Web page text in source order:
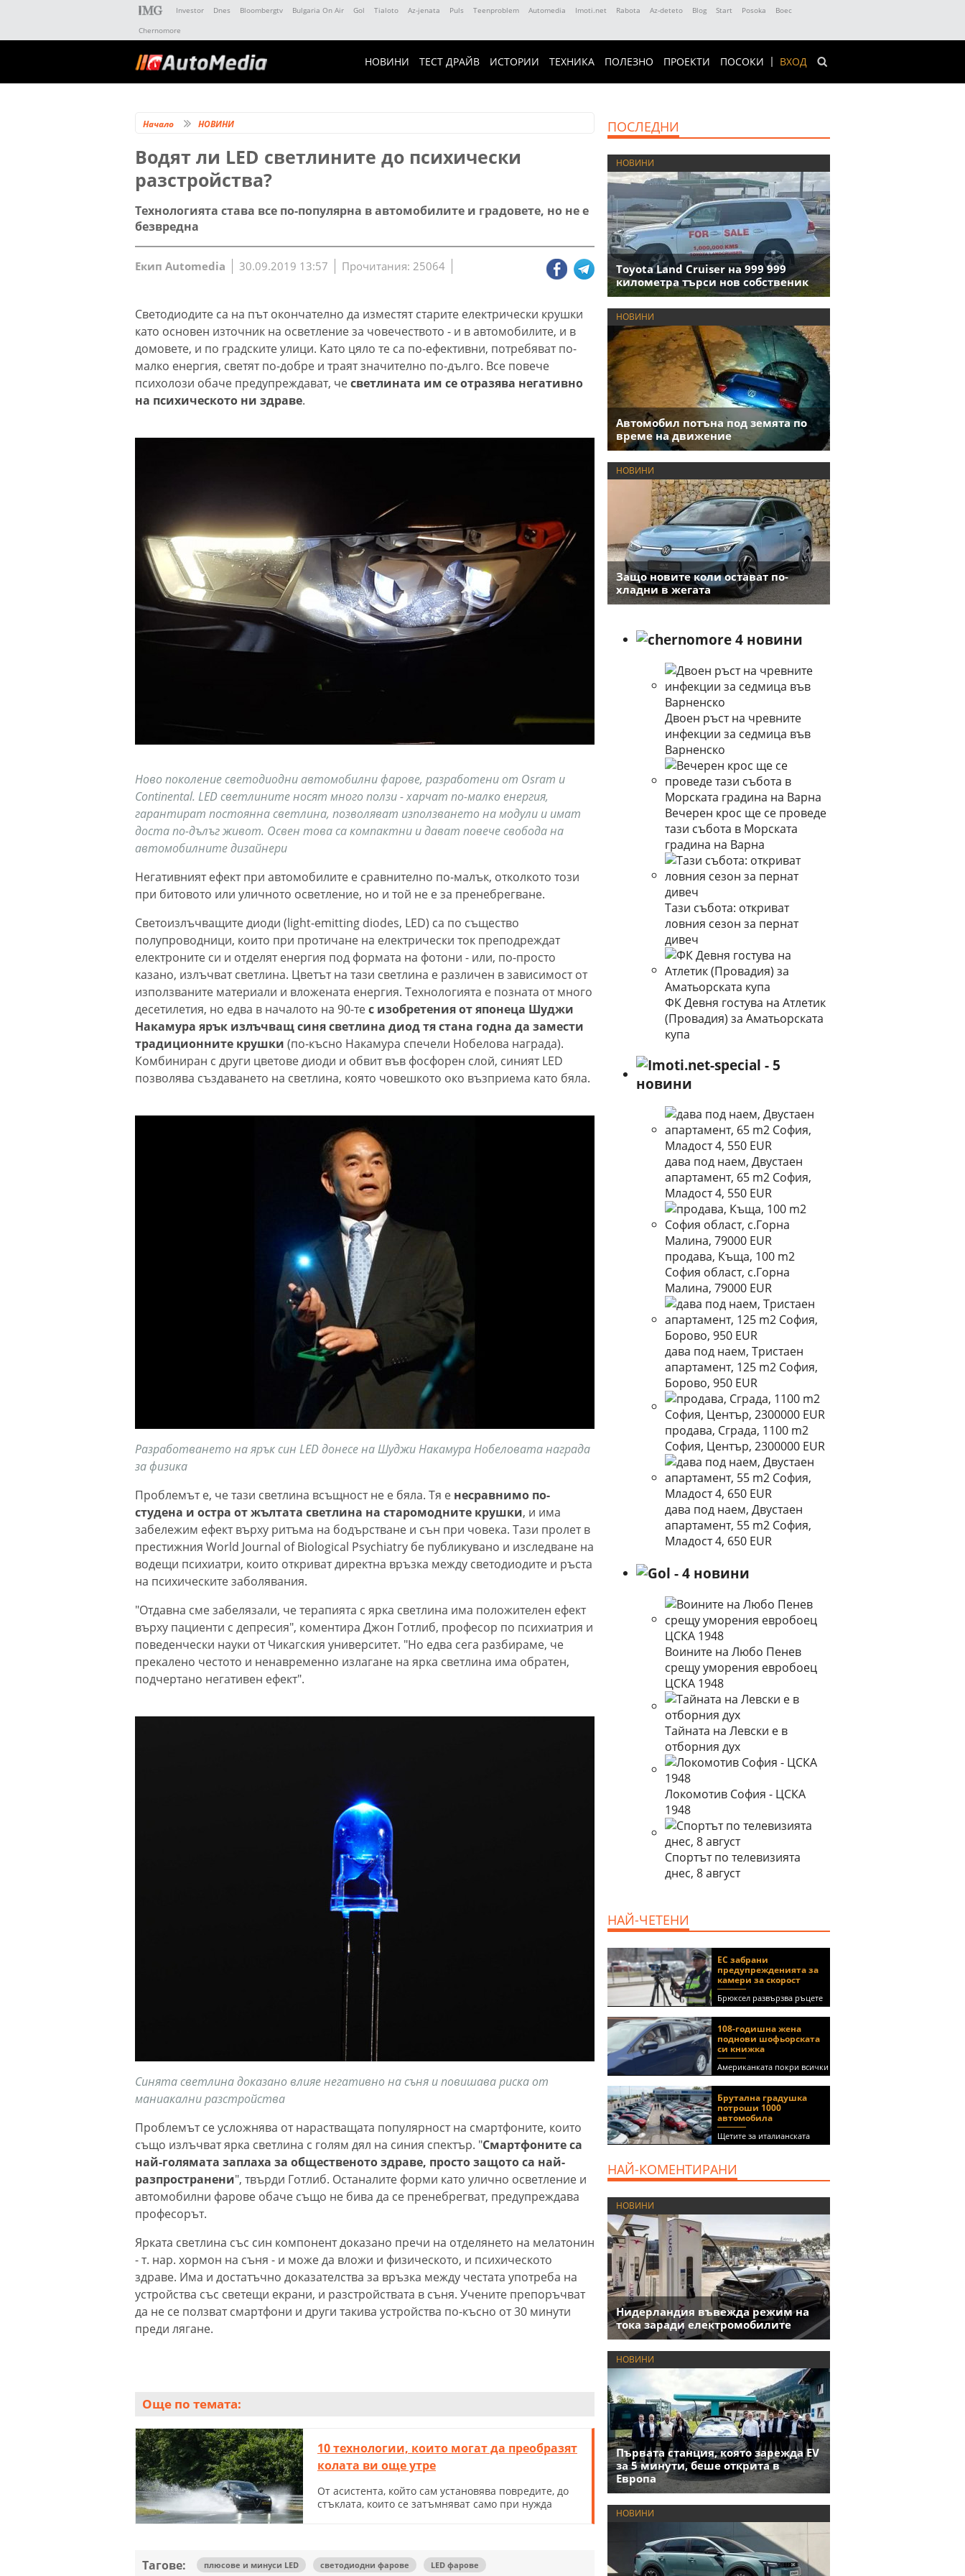
Investor Dnes Bloombergtv Bulgaria On Air Gol Tialoto Az-jenata Puls Teenproblem Automedia Imoti.net Rabota Az-deteto Blog Start Posoka
Boec
Chernomore
ВХОД
НОВИНИ ТЕСТ ДРАЙВ ИСТОРИИ ТЕХНИКА ПОЛЕЗНО ПРОЕКТИ ПОСОКИ
Начало НОВИНИ
Водят ли LED светлините до психически
разстройства?
Технологията става все по-популярна в автомобилите и градовете, но не е
безвредна
Екип Automedia 30.09.2019 13:57 Прочитания: 25064
Светодиодите са на път окончателно да изместят старите електрически крушки
като основен източник на осветление за човечеството - и в автомобилите, и в
домовете, и по градските улици. Като цяло те са по-ефективни, потребяват по-
малко енергия, светят по-добре и траят значително по-дълго. Все повече
психолози обаче предупреждават, чесветлината им се отразява негативно
на психическото ни здраве.
Ново поколение светодиодни автомобилни фарове, разработени от Osram и
Continental. LED светлините носят много ползи - харчат по-малко енергия,
гарантират постоянна светлина, позволяват използването на модули и имат
доста по-дълъг живот. Освен това са компактни и дават повече свобода на
автомобилните дизайнери
Негативният ефект при автомобилите е сравнително по-малък, отколкото този
при битовото или уличното осветление, но и той не е за пренебрегване.
Светоизлъчващите диоди (light-emitting diodes, LED) са по същество
полупроводници, които при протичане на електрически ток преподреждат
електроните си и отделят енергия под формата на фотони - или, по-просто
казано, излъчват светлина. Цветът на тази светлина е различен в зависимост от
използваните материали и вложената енергия. Технологията е позната от много
десетилетия, но едва в началото на 90-тес изобретения от японеца Шуджи
Накамура ярък излъчващ синя светлина диод тя стана годна да замести
традиционните крушки (по-късно Накамура спечели Нобелова награда).
Комбиниран с други цветове диоди и обвит във фосфорен слой, синият LED
позволява създаването на светлина, която човешкото око възприема като бяла.
Разработването на ярък син LED донесе на Шуджи Накамура Нобеловата награда
за физика
Проблемът е, че тази светлина всъщност не е бяла. Тя е несравнимо по-
студена и остра от жълтата светлина на старомодните крушки, и има
забележим ефект върху ритъма на бодърстване и сън при човека. Тази пролет в
престижния World Journal of Biological Psychiatry бе публикувано и изследване на
водещи психиатри, които откриват директна връзка между светодиодите и ръста
на психическите заболявания.
"Отдавна сме забелязали, че терапията с ярка светлина има положителен ефект
върху пациенти с депресия", коментира Джон Готлиб, професор по психиатрия и
поведенчески науки от Чикагския университет. "Но едва сега разбираме, че
прекалено честото и ненавременно излагане на ярка светлина има обратен,
подчертано негативен ефект".
Синята светлина доказано влияе негативно на съня и повишава риска от
маниакални разстройства
Проблемът се усложнява от нарастващата популярност на смартфоните, които
също излъчват ярка светлина с голям дял на синия спектър. "Смартфоните са
най-голямата заплаха за общественото здраве, просто защото са най-
разпространени", твърди Готлиб. Останалите форми като улично осветление и
автомобилни фарове обаче също не бива да се пренебрегват, предупреждава
професорът.
Ярката светлина със син компонент доказано пречи на отделянето на мелатонин
- т. нар. хормон на съня - и може да вложи и физическото, и психическото
здраве. Има и достатъчно доказателства за връзка между честата употреба на
устройства със светещи екрани, и разстройствата в съня. Учените препоръчват
да не се ползват смартфони и други такива устройства по-късно от 30 минути
преди лягане.
Още по темата:
10 технологии, които могат да преобразят
колата ви още утре
От асистента, който сам установява повредите, до
стъклата, които се затъмняват само при нужда
Тагове: плюсове и минуси LED светодиодни фарове LED фарове
ПОСЛЕДНИ
НОВИНИ
Toyota Land Cruiser на 999 999
километра търси нов собственик
НОВИНИ
Автомобил потъна под земята по
време на движение
НОВИНИ
Защо новите коли остават по-
хладни в жегата
Двоен ръст на чревните
инфекции за седмица във
Варненско
Вечерен крос ще се проведе
тази събота в Морската
градина на Варна
Тази събота: откриват
ловния сезон за пернат
дивеч
ФК Девня гостува на Атлетик
(Провадия) за Аматьорската
купа
дава под наем, Двустаен
апартамент, 65 m2 София,
Младост 4, 550 EUR
продава, Къща, 100 m2
София област, с.Горна
Малина, 79000 EUR
дава под наем, Тристаен
апартамент, 125 m2 София,
Борово, 950 EUR
продава, Сграда, 1100 m2
София, Център, 2300000 EUR
дава под наем, Двустаен
апартамент, 55 m2 София,
Младост 4, 650 EUR
Воините на Любо Пенев
срещу уморения евробоец
ЦСКА 1948
Тайната на Левски е в
отборния дух
Локомотив София - ЦСКА
1948
Спортът по телевизията
днес, 8 август
НАЙ-ЧЕТЕНИ
ЕС забрани
предупрежденията за
камери за скорост
Брюксел развързва ръцете
на правителствата за
приложения като Waze и
Google Maps
108-годишна жена
поднови шофьорската
си книжка
Американката покри всички
медицински изисквания, за
(ВИДЕО)
Брутална градушка
потроши 1000
автомобила
Щетите за италианската
автокъща се оценяват на 5
НАЙ-КОМЕНТИРАНИ
НОВИНИ
Нидерландия въвежда режим на
тока заради електромобилите
НОВИНИ
Първата станция, която зарежда EV
за 5 минути, беше открита в
Европа
НОВИНИ